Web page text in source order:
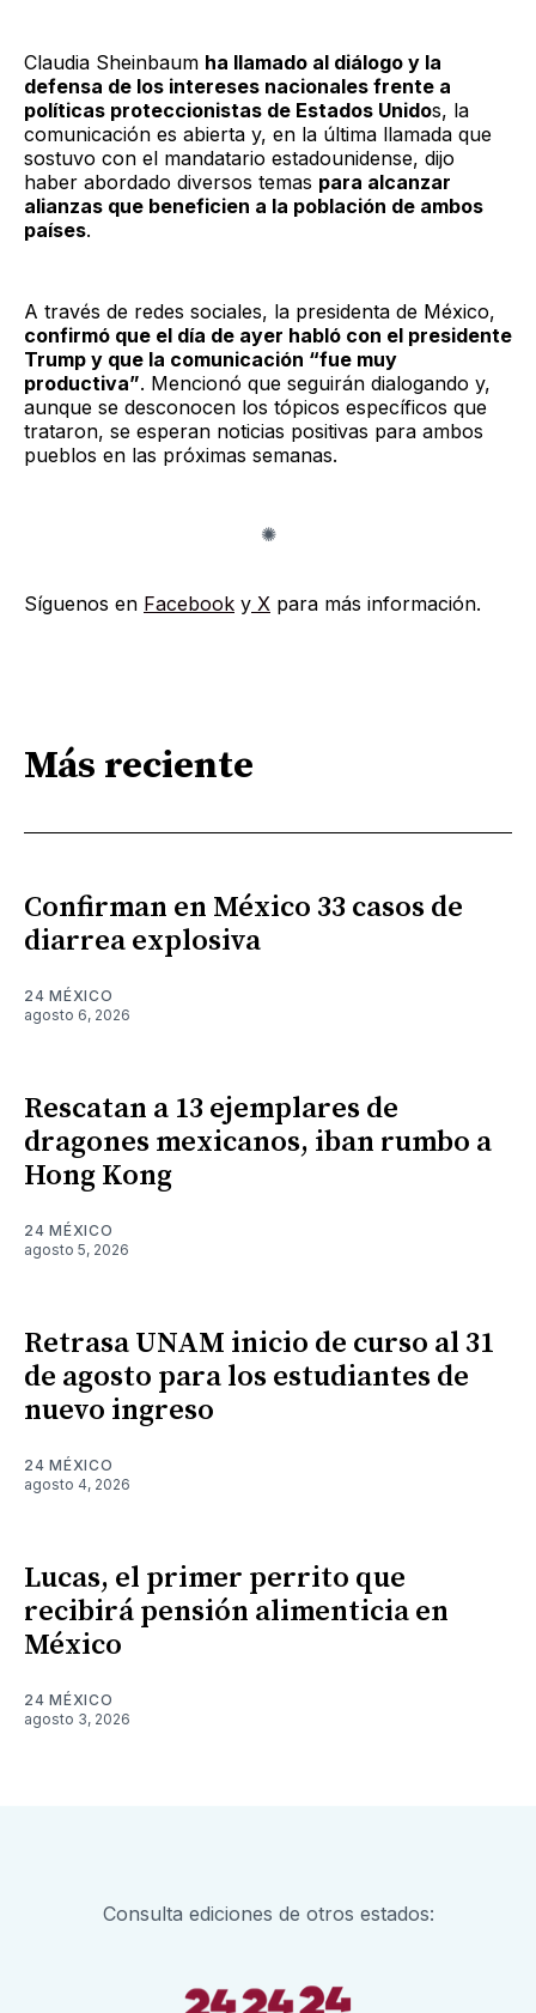
Claudia Sheinbaum ha llamado al diálogo y la
defensa de los intereses nacionales frente a
políticas proteccionistas de Estados Unidos, la
comunicación es abierta y, en la última llamada que
sostuvo con el mandatario estadounidense, dijo
haber abordado diversos temas para alcanzar
alianzas que beneficien a la población de ambos
países.
A través de redes sociales, la presidenta de México,
confirmó que el día de ayer habló con el presidente
Trump y que la comunicación “fue muy
productiva”. Mencionó que seguirán dialogando y,
aunque se desconocen los tópicos específicos que
trataron, se esperan noticias positivas para ambos
pueblos en las próximas semanas.
Síguenos en Facebook y X para más información.
Más reciente
Confirman en México 33 casos de
diarrea explosiva
24 MÉXICO
agosto 6, 2026
Rescatan a 13 ejemplares de
dragones mexicanos, iban rumbo a
Hong Kong
24 MÉXICO
agosto 5, 2026
Retrasa UNAM inicio de curso al 31
de agosto para los estudiantes de
nuevo ingreso
24 MÉXICO
agosto 4, 2026
Lucas, el primer perrito que
recibirá pensión alimenticia en
México
24 MÉXICO
agosto 3, 2026
Consulta ediciones de otros estados: